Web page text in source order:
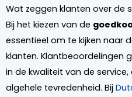
Wat zeggen klanten over de
Bij het kiezen van de
essentieel om te kijken naar
klanten. Klantbeoordelingen
in de kwaliteit van de
algehele tevredenheid. Bij